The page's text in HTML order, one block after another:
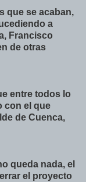
que se acaban,
a
Francisco
de otras
entre todos lo
con el que
de Cuenca,
queda nada, el
el proyecto